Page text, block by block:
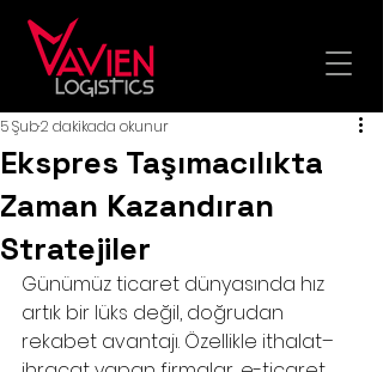
Ekspres Taşımacılıkta
Zaman Kazandıran
Stratejiler
5 Şub2 dakikada okunur
Günümüz ticaret dünyasında hız
artık bir lüks değil, doğrudan
rekabet avantajı. Özellikle ithalat–